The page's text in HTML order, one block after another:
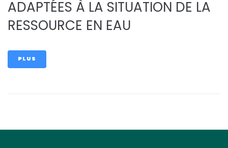
ADAPTÉES À LA SITUATION DE LA
RESSOURCE EN EAU
PLUS